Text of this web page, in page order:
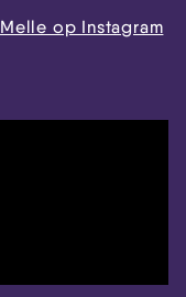
Melle op Instagram